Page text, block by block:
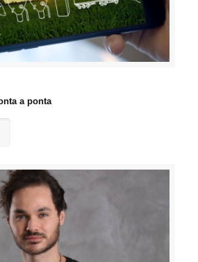
a ponta